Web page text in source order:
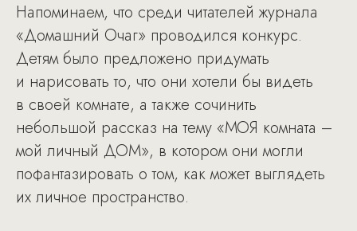
Напоминаем, что среди читателей журнала
«Домашний Очаг» проводился конкурс.
Детям было предложено придумать
и нарисовать то, что они хотели бы видеть
в своей комнате, а также сочинить
небольшой рассказ на тему «МОЯ комната –
мой личный ДОМ», в котором они могли
пофантазировать о том, как может выглядеть
их личное пространство.